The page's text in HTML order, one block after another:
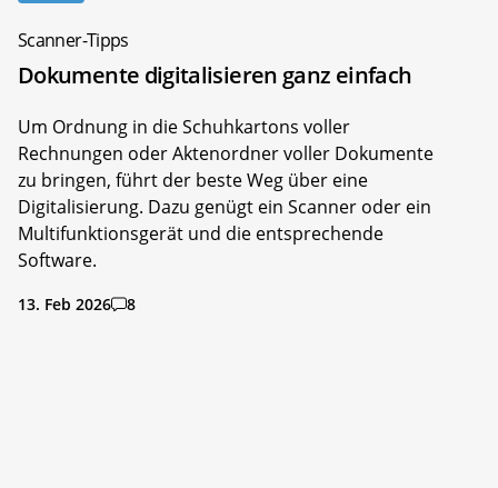
Scanner-Tipps
Dokumente digitalisieren ganz einfach
Um Ordnung in die Schuhkartons voller
Rechnungen oder Aktenordner voller Dokumente
zu bringen, führt der beste Weg über eine
Digitalisierung. Dazu genügt ein Scanner oder ein
Multifunktionsgerät und die entsprechende
Software.
13. Feb 2026 8